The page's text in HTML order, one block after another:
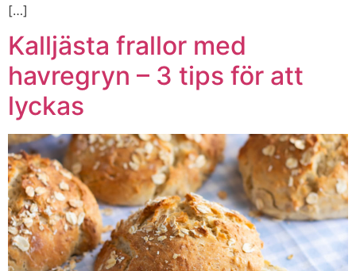
[…]
Kalljästa frallor med
havregryn – 3 tips för att
lyckas